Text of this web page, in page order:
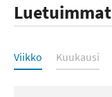
Luetuimmat
Luetuimmat
Viikko Kuukausi